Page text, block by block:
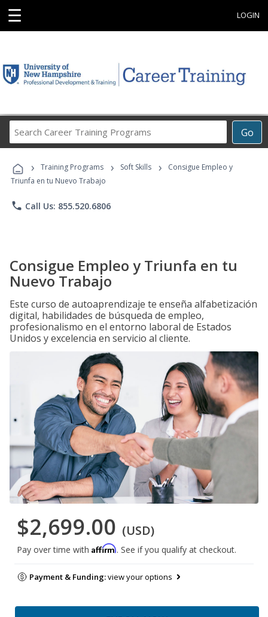
☰ LOGIN
Go
Career
Programs
› Training Programs › Soft Skills ›
Consigue Empleo y
Triunfa en tu Nuevo Trabajo
phone Call Us: 855.520.6806
Consigue Empleo y Triunfa en tu
Nuevo Trabajo
Este curso de autoaprendizaje te enseña alfabetización
digital, habilidades de búsqueda de empleo,
profesionalismo en el entorno laboral de Estados
Unidos y excelencia en servicio al cliente.
$2,699.00 (USD)
Pay over time with Affirm. See if you qualify at checkout.
Payment & Funding:view your options